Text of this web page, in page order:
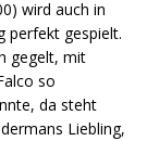
wird auch in
perfekt gespielt.
gegelt, mit
so
da steht
Liebling,